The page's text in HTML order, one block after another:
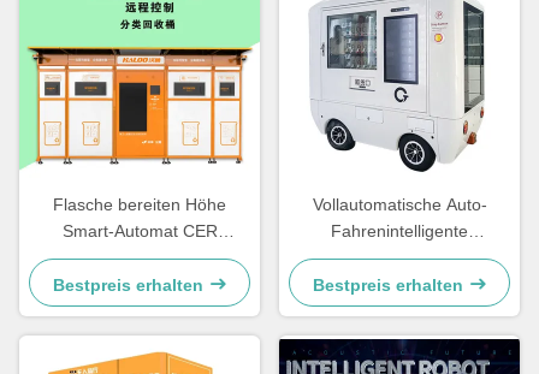
Flasche bereiten Höhe
Smart-Automat CER
Zertifikat-950mm auf
Bestpreis erhalten
Vollautomatische Auto-
Fahrenintelligente
Automaten mit Bettery
Bestpreis erhalten